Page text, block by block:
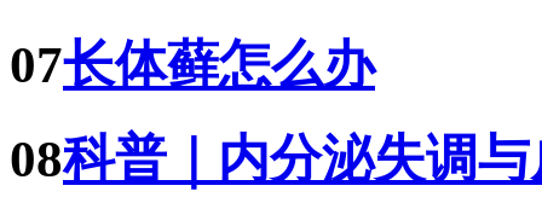
07长体藓怎么办
08科普｜内分泌失调